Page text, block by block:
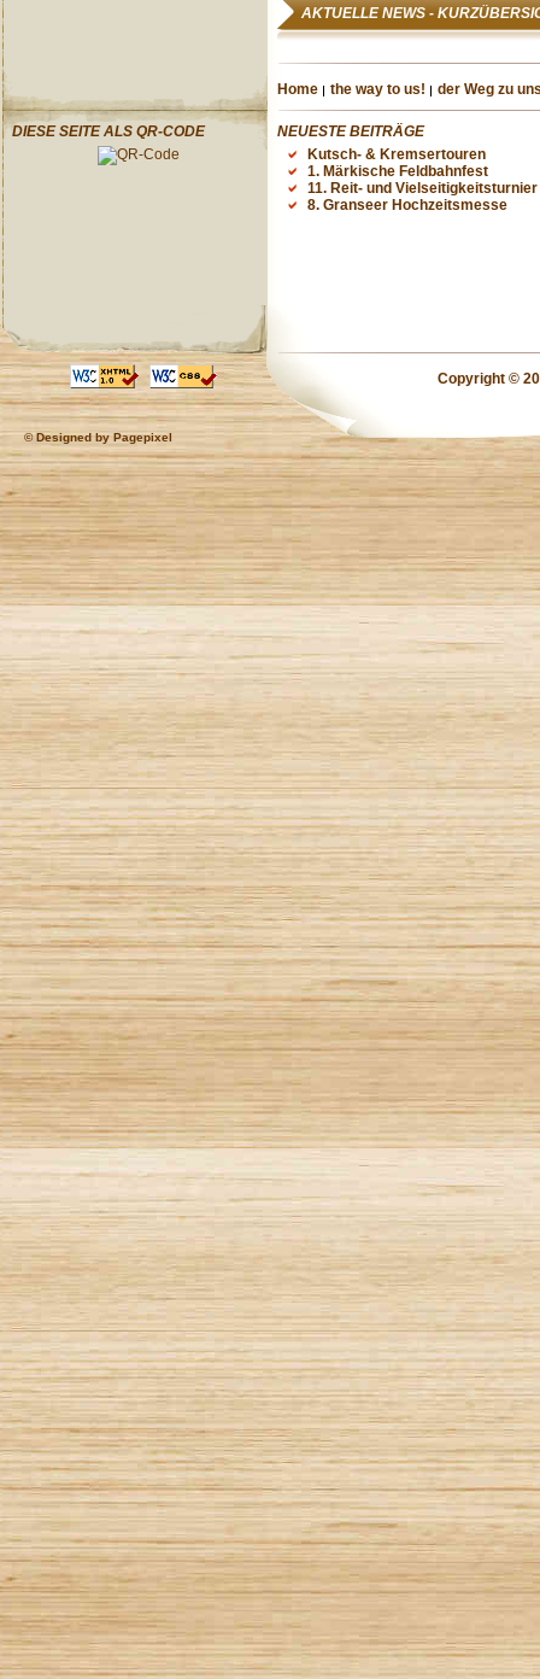
AKTUELLE NEWS -
Home the way to us! der Weg zu
DIESE SEITE ALS QR-CODE
NEUESTE BEITRÄGE
Kutsch- & Kremsertouren
1. Märkische Feldbahnfest
11. Reit- und Vielseitigkeitsturnier
8. Granseer Hochzeitsmesse
Copyright ©
© Designed by Pagepixel